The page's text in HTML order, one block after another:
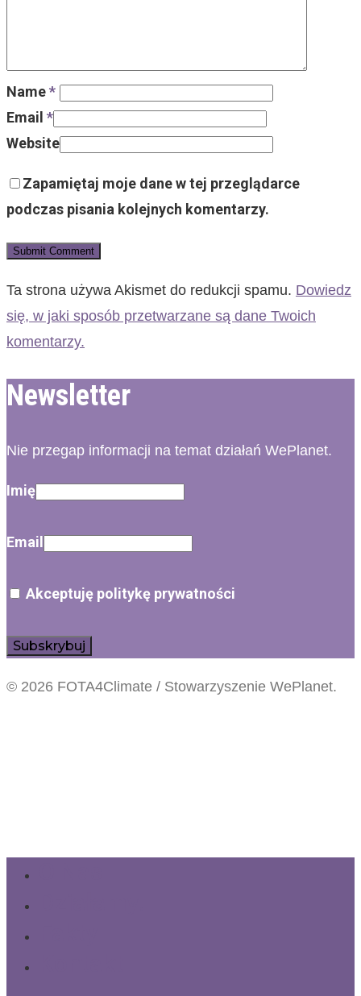
Name*
Email *
Website
Zapamiętaj moje dane w tej przeglądarce
podczas pisania kolejnych komentarzy.
Ta strona używa Akismet do redukcji spamu. Dowiedz
się, w jaki sposób przetwarzane są dane Twoich
komentarzy.
Newsletter
Nie przegap informacji na temat działań WePlanet.
Imię
Email
Akceptuję politykę prywatności
© 2026 FOTA4Climate / Stowarzyszenie WePlanet.